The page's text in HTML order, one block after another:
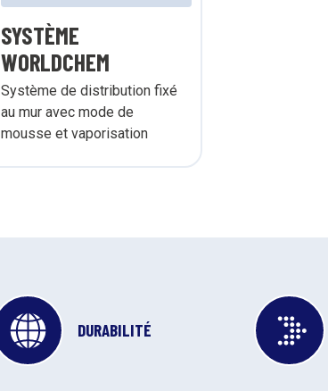
SYSTÈME
WORLDCHEM
Système de distribution fixé
au mur avec mode de
mousse et vaporisation
DURABILITÉ